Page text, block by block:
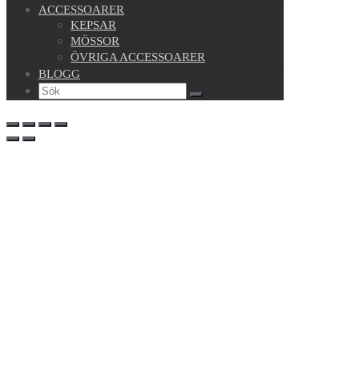
ACCESSOARER
KEPSAR
MÖSSOR
ÖVRIGA ACCESSOARER
BLOGG